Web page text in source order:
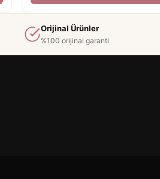
Orijinal Ürünler
%100 orijinal garanti